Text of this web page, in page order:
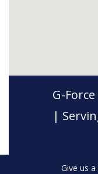
G-
|
Give us